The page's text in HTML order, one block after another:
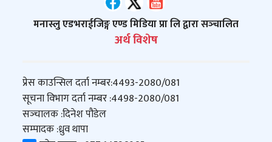
मनास्लु एडभराईजिङ्ग एण्ड मिडिया प्रा लि द्वारा सञ्‍चालित
अर्थ विशेष
प्रेस काउन्सिल दर्ता नम्बर:4493-2080/081
सूचना विभाग दर्ता नम्बर :4498-2080/081
सञ्‍चालक :दिनेश पौडेल
सम्पादक :ध्रुव थापा